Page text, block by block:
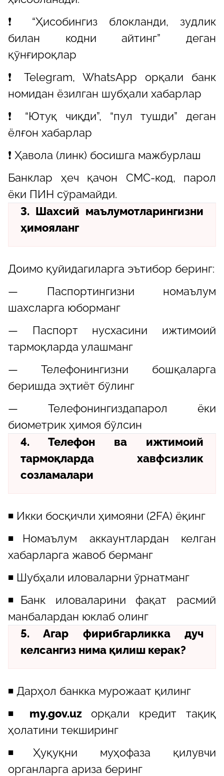
❗ “Ҳисобингиз блокланди, зудлик
билан кодни айтинг” деган
қўнғироқлар
❗ Telegram, WhatsApp орқали банк
номидан ёзилган шубҳали хабарлар
❗ “Ютуқ чиқди”, “пул тушди” деган
ёлғон хабарлар
❗ Ҳавола (линк) босишга мажбурлаш
Банклар ҳеч қачон СМС-код, парол
ёки ПИН сўрамайди.
3. Шахсий маълумотларингизни
ҳимояланг
Доимо қуйидагиларга эътибор беринг:
— Паспортингизни номаълум
шахсларга юборманг
— Паспорт нусхасини ижтимоий
тармоқларда улашманг
— Телефонингизни бошқаларга
беришда эҳтиёт бўлинг
— Телефонингиздапарол ёки
биометрик ҳимоя бўлсин
4. Телефон ва ижтимоий
тармоқларда хавфсизлик
созламалари
◾️ Икки босқичли ҳимояни (2FA) ёқинг
◾️Номаълум аккаунтлардан келган
хабарларга жавоб берманг
◾️ Шубҳали иловаларни ўрнатманг
◾️Банк иловаларини фақат расмий
манбалардан юклаб олинг
5. Агар фирибгарликка дуч
келсангиз нима қилиш керак?
◾️ Дарҳол банкка мурожаат қилинг
◾️ my.gov.uzорқали кредит тақиқ
ҳолатини текширинг
◾️Ҳуқуқни муҳофаза қилувчи
органларга ариза беринг